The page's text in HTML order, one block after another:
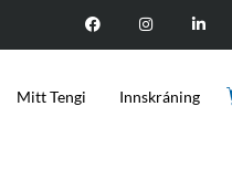
Mitt Tengi Innskráning